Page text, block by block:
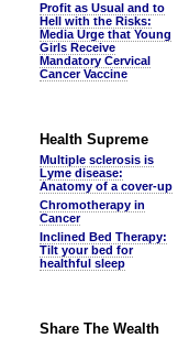
Profit as Usual and to
Hell with the Risks:
Media Urge that Young
Girls Receive
Mandatory Cervical
Cancer Vaccine
Health Supreme
Multiple sclerosis is
Lyme disease:
Anatomy of a cover-up
Chromotherapy in
Cancer
Inclined Bed Therapy:
Tilt your bed for
healthful sleep
Share The Wealth